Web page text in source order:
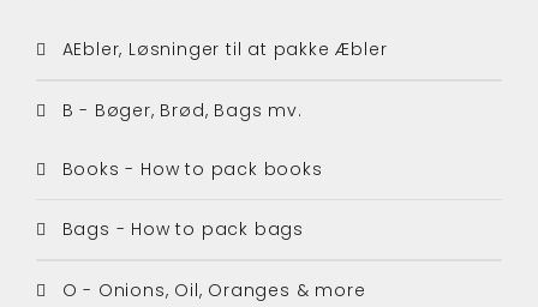
AEbler, Løsninger til at pakke Æbler
B - Bøger, Brød, Bags mv.
Books - How to pack books
Bags - How to pack bags
O - Onions, Oil, Oranges & more